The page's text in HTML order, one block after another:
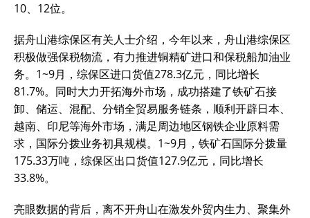
10、12位。
据舟山港综保区有关人士介绍，今年以来，舟山港综保区
积极做强保税物流，有力推进铜精矿进口和保税船加油业
务。1~9月，综保区进口货值278.3亿元，同比增长
81.7%。同时大力开拓海外市场，成功搭建了铁矿石接
卸、储运、混配、分销全贸易服务链条，顺利开辟日本、
越南、印尼等海外市场，满足周边地区钢铁企业原料需
求，国际分拨业务初具规模。1~9月，铁矿石国际分拨量
175.33万吨，综保区出口货值127.9亿元，同比增长
33.8%。
亮眼数据的背后，离不开舟山在激发外贸内生力、聚集外